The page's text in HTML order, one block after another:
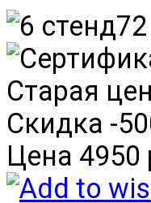
Старая
Скидка -
Цена 4950